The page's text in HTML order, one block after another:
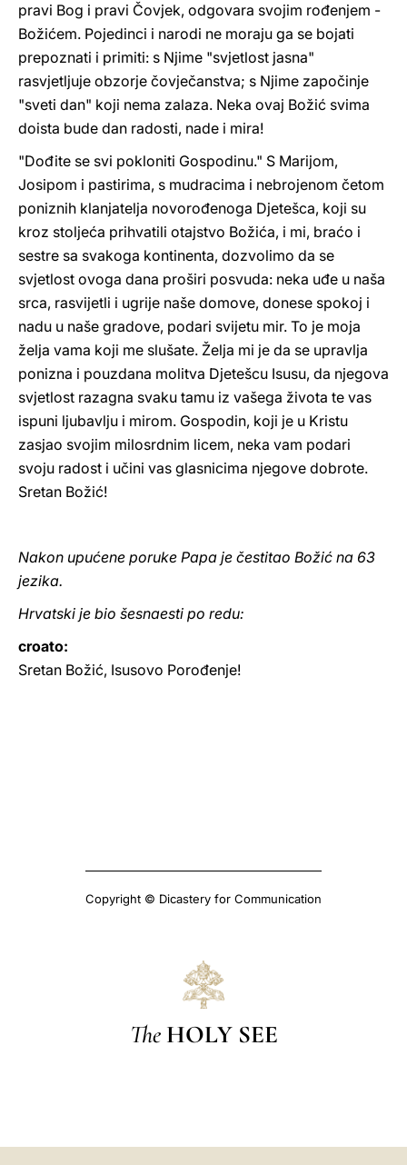
pravi Bog i pravi Čovjek, odgovara svojim rođenjem -
Božićem. Pojedinci i narodi ne moraju ga se bojati
prepoznati i primiti: s Njime "svjetlost jasna"
rasvjetljuje obzorje čovječanstva; s Njime započinje
"sveti dan" koji nema zalaza. Neka ovaj Božić svima
doista bude dan radosti, nade i mira!
"Dođite se svi pokloniti Gospodinu." S Marijom,
Josipom i pastirima, s mudracima i nebrojenom četom
poniznih klanjatelja novorođenoga Djetešca, koji su
kroz stoljeća prihvatili otajstvo Božića, i mi, braćo i
sestre sa svakoga kontinenta, dozvolimo da se
svjetlost ovoga dana proširi posvuda: neka uđe u naša
srca, rasvijetli i ugrije naše domove, donese spokoj i
nadu u naše gradove, podari svijetu mir. To je moja
želja vama koji me slušate. Želja mi je da se upravlja
ponizna i pouzdana molitva Djetešcu Isusu, da njegova
svjetlost razagna svaku tamu iz vašega života te vas
ispuni ljubavlju i mirom. Gospodin, koji je u Kristu
zasjao svojim milosrdnim licem, neka vam podari
svoju radost i učini vas glasnicima njegove dobrote.
Sretan Božić!
Nakon upućene poruke Papa je čestitao Božić na 63
jezika.
Hrvatski je bio šesnaesti po redu:
croato:
Sretan Božić, Isusovo Porođenje!
Copyright © Dicastery for Communication
The HOLY SEE